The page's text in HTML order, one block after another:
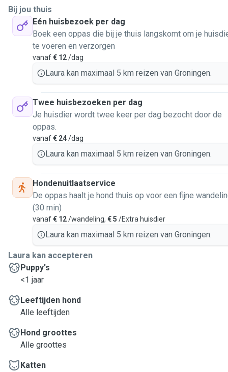
Bij jou thuis
Eén huisbezoek per dag
Boek een oppas die bij je thuis langskomt om je
te voeren en verzorgen
vanaf€ 12/dag
Laura kan maximaal 5 km reizen van Groningen.
Twee huisbezoeken per dag
Je huisdier wordt twee keer per dag bezocht door de
oppas.
vanaf€ 24/dag
Laura kan maximaal 5 km reizen van Groningen.
Hondenuitlaatservice
De oppas haalt je hond thuis op voor een fijne
(30 min)
vanaf€ 12/wandeling, € 5 /Extra huisdier
Laura kan maximaal 5 km reizen van Groningen.
Laura kan accepteren
Puppy's
<1 jaar
Leeftijden hond
Alle leeftijden
Hond groottes
Alle groottes
Katten